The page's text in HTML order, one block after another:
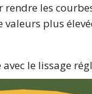
rendre les
valeurs plus
le lissage